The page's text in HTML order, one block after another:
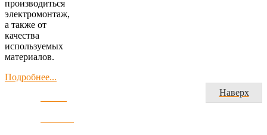
производиться
электромонтаж,
а также от
качества
используемых
материалов.
Подробнее...
Наверх